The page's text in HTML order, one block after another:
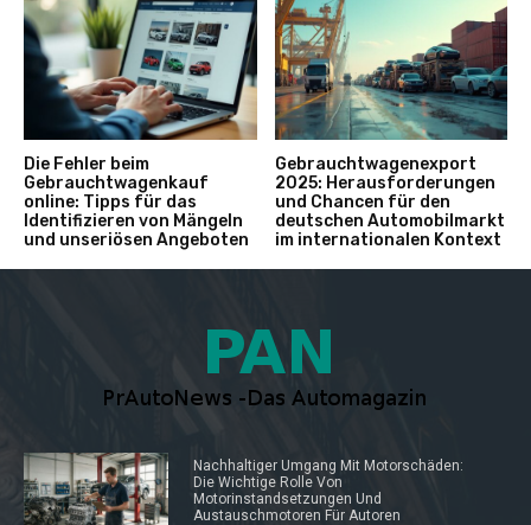
Die Fehler beim
Gebrauchtwagenkauf
online: Tipps für das
Identifizieren von Mängeln
und unseriösen Angeboten
Gebrauchtwagenexport
2025: Herausforderungen
und Chancen für den
deutschen Automobilmarkt
im internationalen Kontext
Nachhaltiger Umgang Mit Motorschäden:
Die Wichtige Rolle Von
Motorinstandsetzungen Und
Austauschmotoren Für Autoren